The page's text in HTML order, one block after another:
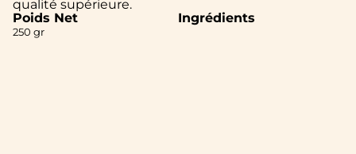
qualité supérieure.
Poids Net
250 gr
Ingrédients